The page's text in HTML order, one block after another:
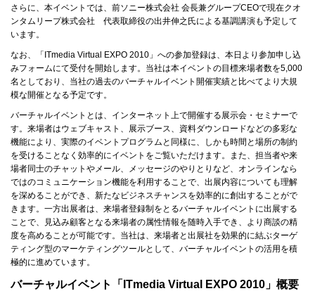
さらに、本イベントでは、前ソニー株式会社 会長兼グループCEOで現在クオ
ンタムリープ株式会社 代表取締役の出井伸之氏による基調講演も予定して
います。
なお、「ITmedia Virtual EXPO 2010」への参加登録は、本日より参加申し込
みフォームにて受付を開始します。当社は本イベントの目標来場者数を5,000
名としており、当社の過去のバーチャルイベント開催実績と比べてより大規
模な開催となる予定です。
バーチャルイベントとは、インターネット上で開催する展示会・セミナーで
す。来場者はウェブキャスト、展示ブース、資料ダウンロードなどの多彩な
機能により、実際のイベントプログラムと同様に、しかも時間と場所の制約
を受けることなく効率的にイベントをご覧いただけます。また、担当者や来
場者同士のチャットやメール、メッセージのやりとりなど、オンラインなら
ではのコミュニケーション機能を利用することで、出展内容についても理解
を深めることができ、新たなビジネスチャンスを効率的に創出することがで
きます。一方出展者は、来場者登録制をとるバーチャルイベントに出展する
ことで、見込み顧客となる来場者の属性情報を随時入手でき、より商談の精
度を高めることが可能です。当社は、来場者と出展社を効果的に結ぶターゲ
ティング型のマーケティングツールとして、バーチャルイベントの活用を積
極的に進めています。
バーチャルイベント「ITmedia Virtual EXPO 2010」概要